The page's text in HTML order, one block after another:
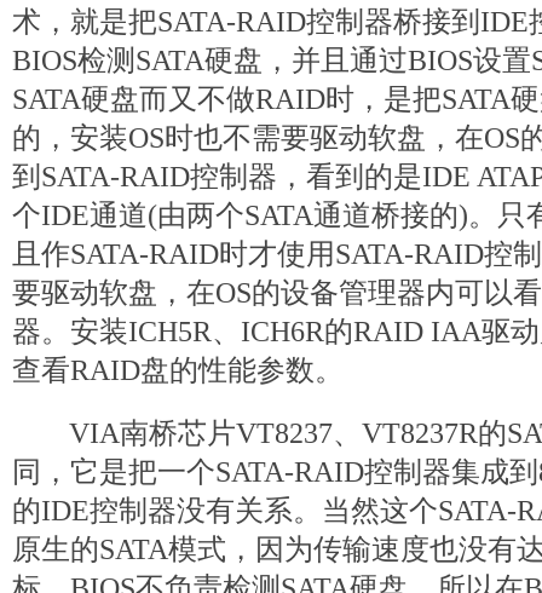
术，就是把SATA-RAID控制器桥接到
BIOS检测SATA硬盘，并且通过BIOS设
SATA硬盘而又不做RAID时，是把SATA
的，安装OS时也不需要驱动软盘，在OS
到SATA-RAID控制器，看到的是IDE
个IDE通道(由两个SATA通道桥接的)。只
且作SATA-RAID时才使用SATA-RAID控
要驱动软盘，在OS的设备管理器内可以
器。安装ICH5R、ICH6R的RAID IAA驱
查看RAID盘的性能参数。
VIA南桥芯片VT8237、VT8237R的
同，它是把一个SATA-RAID控制器集成
的IDE控制器没有关系。当然这个SATA-
原生的SATA模式，因为传输速度也没有